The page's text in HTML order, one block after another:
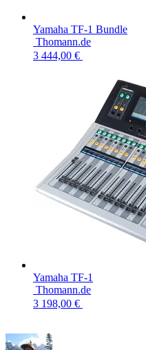
Yamaha TF-1 Bundle
Thomann.de
3 444,00 €
Yamaha TF-1
Thomann.de
3 198,00 €